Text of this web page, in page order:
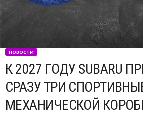
НОВОСТИ
К 2027 ГОДУ SUBARU
СРАЗУ ТРИ
МЕХАНИЧЕСКОЙ